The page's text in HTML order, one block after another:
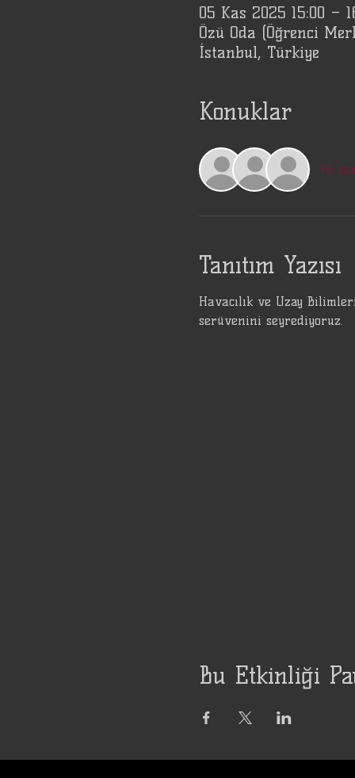
05 Kas 2025 15:00 –
Özü Oda (Öğrenci
İstanbul, Türkiye
Konuklar
+6
Tanıtım Yazısı
Havacılık ve Uzay
serüvenini seyrediyoruz.
Bu Etkinliği